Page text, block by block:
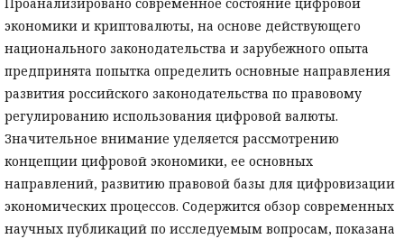
Проанализировано современное состояние цифровой
экономики и криптовалюты, на основе действующего
национального законодательства и зарубежного опыта
предпринята попытка определить основные направления
развития российского законодательства по правовому
регулированию использования цифровой валюты.
Значительное внимание уделяется рассмотрению
концепции цифровой экономики, ее основных
направлений, развитию правовой базы для цифровизации
экономических процессов. Содержится обзор современных
научных публикаций по исследуемым вопросам, показана